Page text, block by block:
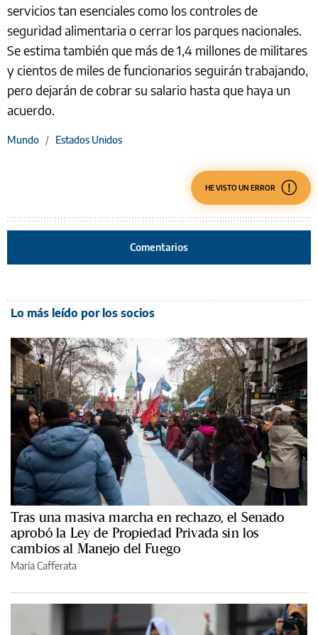
servicios tan esenciales como los controles de
seguridad alimentaria o cerrar los parques nacionales.
Se estima también que más de 1,4 millones de militares
y cientos de miles de funcionarios seguirán trabajando,
pero dejarán de cobrar su salario hasta que haya un
acuerdo.
Mundo / Estados Unidos
HE VISTO UN ERROR
Comentarios
Lo más leído por los socios
Tras una masiva marcha en rechazo, el Senado
aprobó la Ley de Propiedad Privada sin los
cambios al Manejo del Fuego
María Cafferata